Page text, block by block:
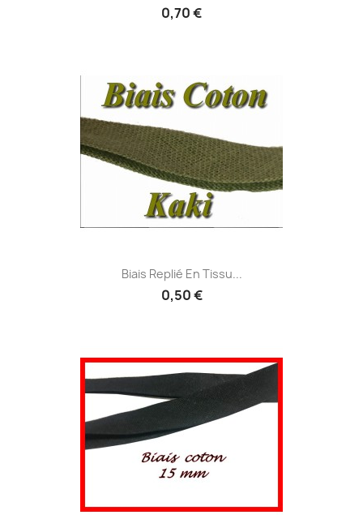
0,70 €
Biais Replié En Tissu...
0,50 €